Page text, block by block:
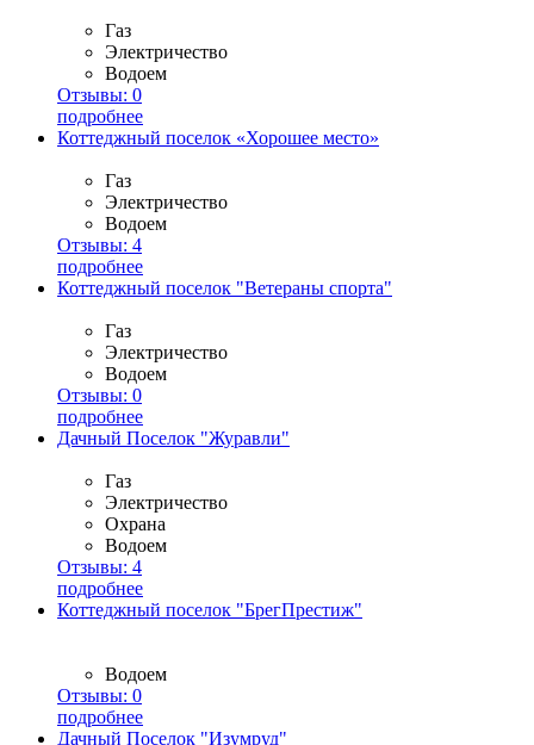
Газ
Электричество
Водоем
Отзывы: 0
подробнее
Коттеджный поселок «Хорошее место»
Газ
Электричество
Водоем
Отзывы: 4
подробнее
Коттеджный поселок "Ветераны спорта"
Газ
Электричество
Водоем
Отзывы: 0
подробнее
Дачный Поселок "Журавли"
Газ
Электричество
Охрана
Водоем
Отзывы: 4
подробнее
Коттеджный поселок "БрегПрестиж"
Водоем
Отзывы: 0
подробнее
Дачный Поселок "Изумруд"